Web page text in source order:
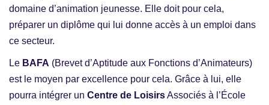
domaine d’animation jeunesse. Elle doit pour cela,
préparer un diplôme qui lui donne accès à un emploi dans
ce secteur.
Le BAFA (Brevet d’Aptitude aux Fonctions d’Animateurs)
est le moyen par excellence pour cela. Grâce à lui, elle
pourra intégrer un Centre de LoisirsAssociés à l’École